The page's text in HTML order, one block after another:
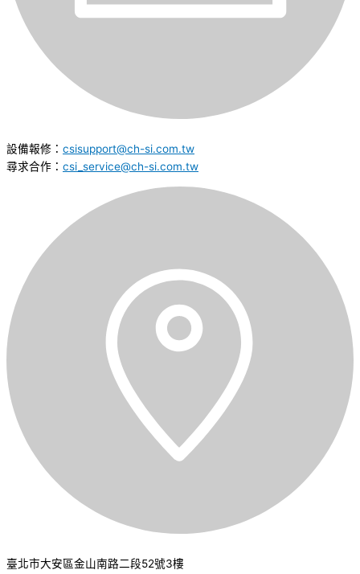
設備報修： csisupport@ch-si.com.tw
尋求合作： csi_service@ch-si.com.tw
臺北市大安區金山南路二段52號3樓